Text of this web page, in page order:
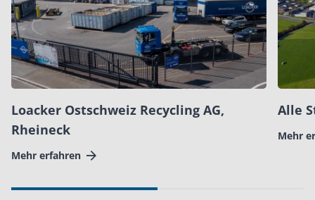
Loacker Ostschweiz Recycling AG,
Rheineck
Mehr erfahren
Alle
Mehr